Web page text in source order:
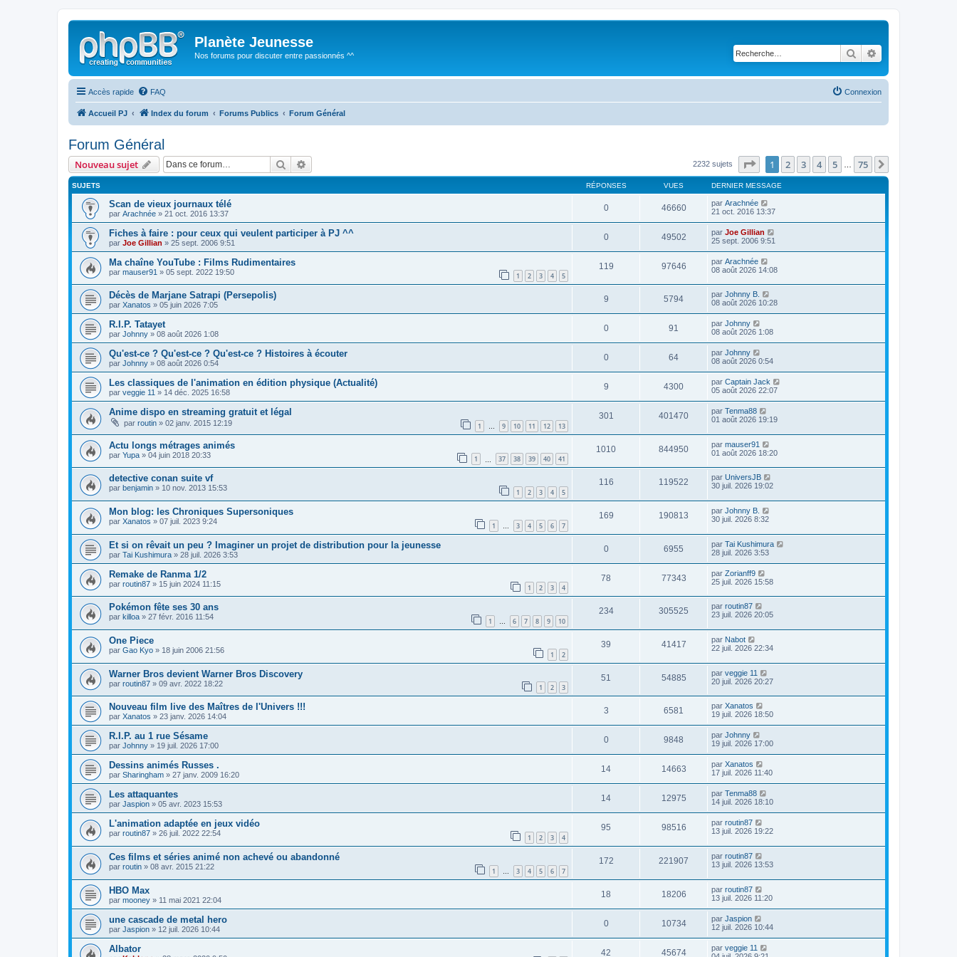
Planète Jeunesse
Nos forums pour discuter entre passionnés ^^ Rechercher
Accès rapide FAQ Connexion
Accueil PJ Index du forum Forums Publics Forum Général
Forum Général
Nouveau sujet Rechercher 2232 sujets Page sur75
1 2 3 4 5 75
SUJETS RÉPONSES VUES DERNIER MESSAGE
Scan de vieux journaux télé
par Arachnée » 21 oct. 2016 13:37
0 46660 par Arachnée
21 oct. 2016 13:37
Fiches à faire : pour ceux qui veulent participer à PJ ^^
par Joe Gillian » 25 sept. 2006 9:51
0 49502 par Joe Gillian
25 sept. 2006 9:51
Ma chaîne YouTube : Films Rudimentaires
par mauser91 » 05 sept. 2022 19:50 1 2 3 4 5
119 97646 par Arachnée
08 août 2026 14:08
Décès de Marjane Satrapi (Persepolis)
par Xanatos » 05 juin 2026 7:05
9 5794 par Johnny B.
08 août 2026 10:28
R.I.P. Tatayet
par Johnny » 08 août 2026 1:08
0 91 par Johnny
08 août 2026 1:08
Qu'est-ce ? Qu'est-ce ? Qu'est-ce ? Histoires à écouter
par Johnny » 08 août 2026 0:54
0 64 par Johnny
08 août 2026 0:54
Les classiques de l'animation en édition physique (Actualité)
par veggie 11 » 14 déc. 2025 16:58
9 4300 par Captain Jack
05 août 2026 22:07
Anime dispo en streaming gratuit et légal
par routin » 02 janv. 2015 12:19 1 … 9 10 11 12 13
301 401470 par Tenma88
01 août 2026 19:19
Actu longs métrages animés
par Yupa » 04 juin 2018 20:33 1 37 38 39 40 41
1010 844950 par mauser91
01 août 2026 18:20
detective conan suite vf
par benjamin » 10 nov. 2013 15:53 1 2 3 4 5
116 119522 par UniversJB
30 juil. 2026 19:02
Mon blog: les Chroniques Supersoniques
par Xanatos » 07 juil. 2023 9:24 1 … 3 4 5 6 7
169 190813 par Johnny B.
30 juil. 2026 8:32
Et si on rêvait un peu ? Imaginer un projet de distribution pour la jeunesse
par Tai Kushimura » 28 juil. 2026 3:53
0 6955 par Tai Kushimura
28 juil. 2026 3:53
Remake de Ranma 1/2
par routin87 » 15 juin 2024 11:15 1 2 3 4
78 77343 par Zorianff9
25 juil. 2026 15:58
Pokémon fête ses 30 ans
par killoa » 27 févr. 2016 11:54 1 … 6 7 8 9 10
234 305525 par routin87
23 juil. 2026 20:05
One Piece
par Gao Kyo » 18 juin 2006 21:56 1 2
39 41417 par Nabot
22 juil. 2026 22:34
Warner Bros devient Warner Bros Discovery
par routin87 » 09 avr. 2022 18:22 1 2 3
51 54885 par veggie 11
20 juil. 2026 20:27
Nouveau film live des Maîtres de l'Univers !!!
par Xanatos » 23 janv. 2026 14:04
3 6581 par Xanatos
19 juil. 2026 18:50
R.I.P. au 1 rue Sésame
par Johnny » 19 juil. 2026 17:00
0 9848 par Johnny
19 juil. 2026 17:00
Dessins animés Russes .
par Sharingham » 27 janv. 2009 16:20
14 14663 par Xanatos
17 juil. 2026 11:40
Les attaquantes
par Jaspion » 05 avr. 2023 15:53
14 12975 par Tenma88
14 juil. 2026 18:10
L'animation adaptée en jeux vidéo
par routin87 » 26 juil. 2022 22:54 1 2 3 4
95 98516 par routin87
13 juil. 2026 19:22
Ces films et séries animé non achevé ou abandonné
par routin » 08 avr. 2015 21:22 1 … 3 4 5 6 7
172 221907 par routin87
13 juil. 2026 13:53
HBO Max
par mooney » 11 mai 2021 22:04
18 18206 par routin87
13 juil. 2026 11:20
une cascade de metal hero
par Jaspion » 12 juil. 2026 10:44
0 10734 par Jaspion
12 juil. 2026 10:44
Albator 42 45674 par veggie 11